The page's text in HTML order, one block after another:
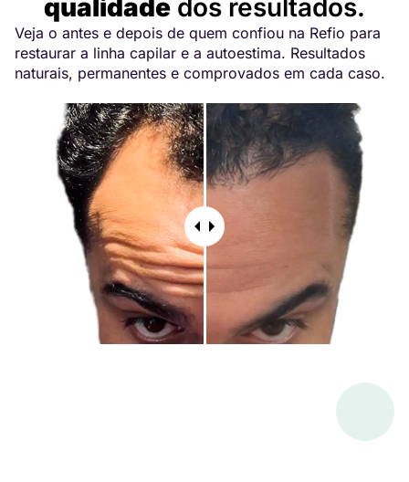
qualidade dos resultados.
Veja o antes e depois de quem confiou na Refio para
restaurar a linha capilar e a autoestima. Resultados
naturais, permanentes e comprovados em cada caso.